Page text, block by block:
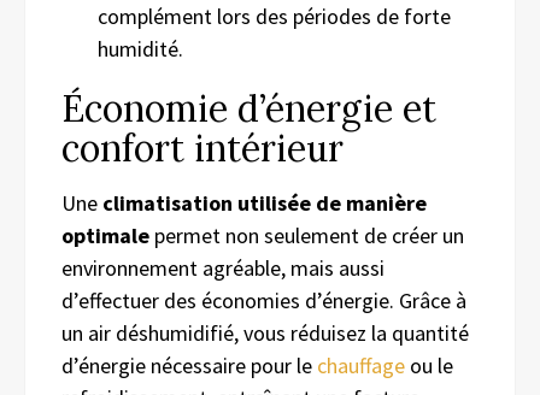
complément lors des périodes de forte
humidité.
Économie d’énergie et
confort intérieur
Une climatisation utilisée de manière
optimale permet non seulement de créer un
environnement agréable, mais aussi
d’effectuer des économies d’énergie. Grâce à
un air déshumidifié, vous réduisez la quantité
d’énergie nécessaire pour le chauffage ou le